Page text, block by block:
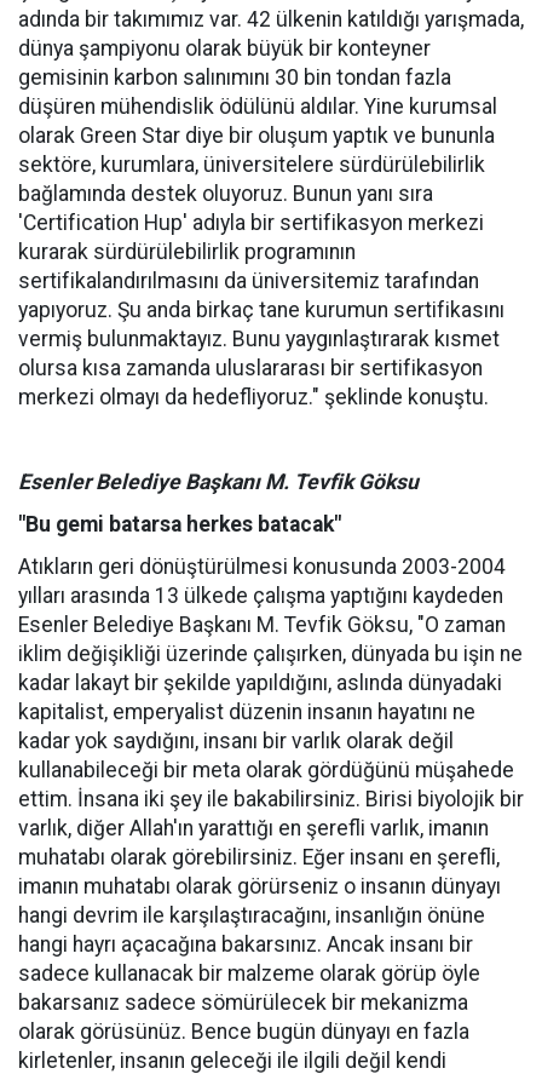
adında bir takımımız var. 42 ülkenin katıldığı yarışmada,
dünya şampiyonu olarak büyük bir konteyner
gemisinin karbon salınımını 30 bin tondan fazla
düşüren mühendislik ödülünü aldılar. Yine kurumsal
olarak Green Star diye bir oluşum yaptık ve bununla
sektöre, kurumlara, üniversitelere sürdürülebilirlik
bağlamında destek oluyoruz. Bunun yanı sıra
'Certification Hup' adıyla bir sertifikasyon merkezi
kurarak sürdürülebilirlik programının
sertifikalandırılmasını da üniversitemiz tarafından
yapıyoruz. Şu anda birkaç tane kurumun sertifikasını
vermiş bulunmaktayız. Bunu yaygınlaştırarak kısmet
olursa kısa zamanda uluslararası bir sertifikasyon
merkezi olmayı da hedefliyoruz." şeklinde konuştu.
Esenler Belediye Başkanı M. Tevfik Göksu
"Bu gemi batarsa herkes batacak"
Atıkların geri dönüştürülmesi konusunda 2003-2004
yılları arasında 13 ülkede çalışma yaptığını kaydeden
Esenler Belediye Başkanı M. Tevfik Göksu, "O zaman
iklim değişikliği üzerinde çalışırken, dünyada bu işin ne
kadar lakayt bir şekilde yapıldığını, aslında dünyadaki
kapitalist, emperyalist düzenin insanın hayatını ne
kadar yok saydığını, insanı bir varlık olarak değil
kullanabileceği bir meta olarak gördüğünü müşahede
ettim. İnsana iki şey ile bakabilirsiniz. Birisi biyolojik bir
varlık, diğer Allah'ın yarattığı en şerefli varlık, imanın
muhatabı olarak görebilirsiniz. Eğer insanı en şerefli,
imanın muhatabı olarak görürseniz o insanın dünyayı
hangi devrim ile karşılaştıracağını, insanlığın önüne
hangi hayrı açacağına bakarsınız. Ancak insanı bir
sadece kullanacak bir malzeme olarak görüp öyle
bakarsanız sadece sömürülecek bir mekanizma
olarak görüsünüz. Bence bugün dünyayı en fazla
kirletenler, insanın geleceği ile ilgili değil kendi